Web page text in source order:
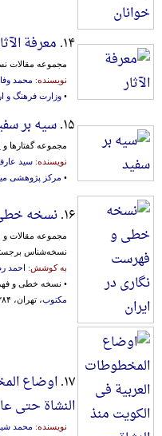
۱۴. معرفة
مجموعه مقالات
نویسنده: محمد
• وزارت فرهنگ و
۱۵. سیه بر
مجموعه گفتارها
نویسنده: سید
• مرکز پژوهشی
۱۶. نسخه خطی
مجموعه‌ مقالات‌
نسخه‌شناس‌
به کوشش: احمد
• نسخه خطی و
مکتوب، تهران، ۱۳۸۴ش.
۱۷. اوضاع
النشاة حتی عام (1418 هـ ـ
نویسنده: محمد